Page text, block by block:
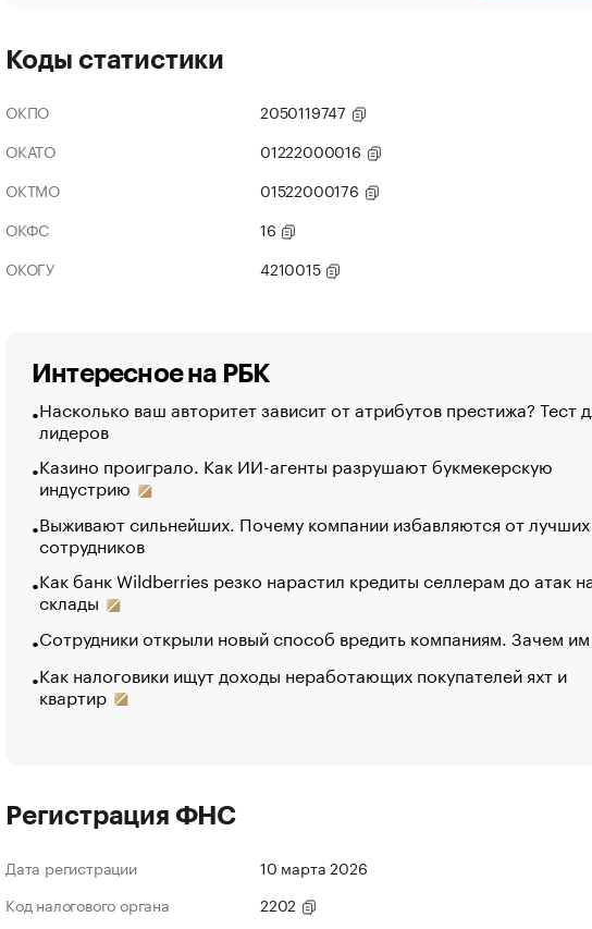
Коды статистики
ОКПО
2050119747
ОКАТО
01222000016
ОКТМО
01522000176
ОКФС
16
ОКОГУ
4210015
Интересное на РБК
Насколько ваш авторитет зависит от атрибутов престижа? Тест
лидеров
Казино проиграло. Как ИИ-агенты разрушают букмекерскую
индустрию
Выживают сильнейших. Почему компании избавляются от лучших
сотрудников
Как банк Wildberries резко нарастил кредиты селлерам до атак
склады
Сотрудники открыли новый способ вредить компаниям. Зачем
Как налоговики ищут доходы неработающих покупателей яхт и
квартир
Регистрация ФНС
Дата регистрации
10 марта 2026
Код налогового органа
2202